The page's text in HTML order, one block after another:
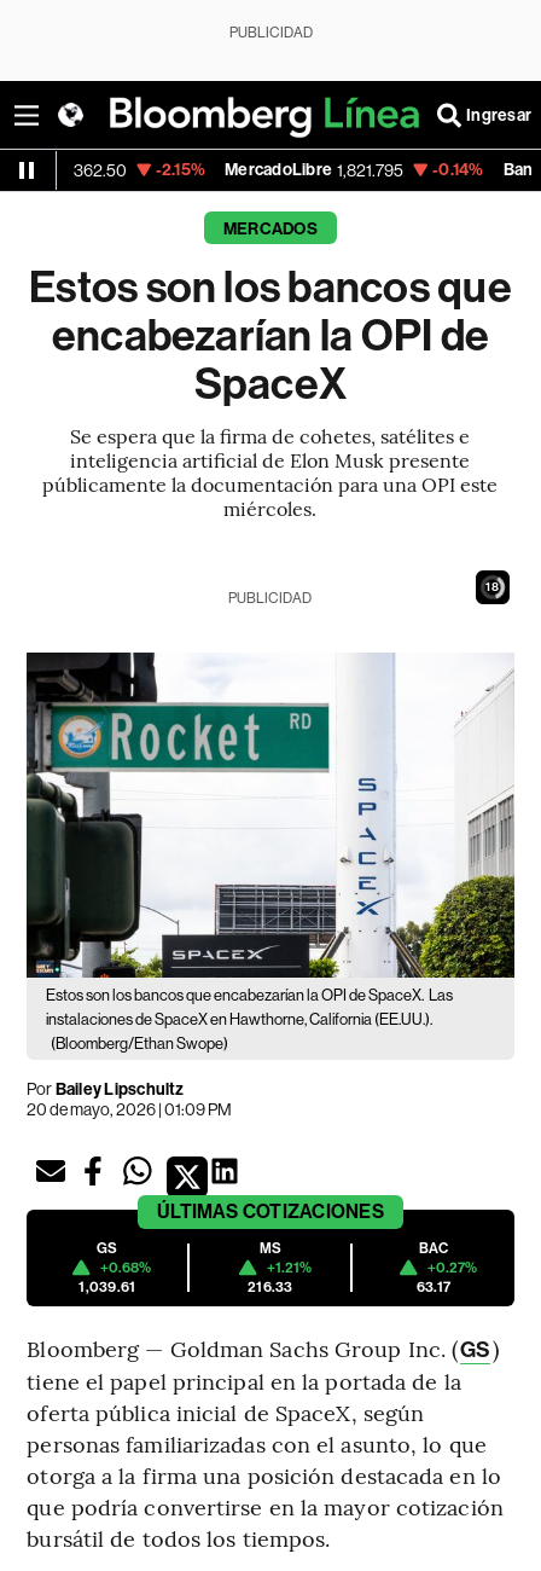
PUBLICIDAD
Ingresar
-2.15% MercadoLibre 1,821.795 -0.14% Banco de
MERCADOS
Estos son los bancos que
encabezarían la OPI de
SpaceX
Se espera que la firma de cohetes, satélites e
inteligencia artificial de Elon Musk presente
públicamente la documentación para una OPI este
miércoles.
17
PUBLICIDAD
Estos son los bancos que encabezarían la OPI de SpaceX.
Las
instalaciones de SpaceX en Hawthorne, California (EE.UU.).
(Bloomberg/Ethan Swope)
PorBailey Lipschultz
20 de mayo, 2026 | 01:09 PM
ÚLTIMAS COTIZACIONES
GS
+0.68%
1,039.61
MS
+1.21%
216.33
BAC
+0.27%
63.17
Bloomberg — Goldman Sachs Group Inc. (GS)
tiene el papel principal en la portada de la
oferta pública inicial de SpaceX, según
personas familiarizadas con el asunto, lo que
otorga a la firma una posición destacada en lo
que podría convertirse en la mayor cotización
bursátil de todos los tiempos.